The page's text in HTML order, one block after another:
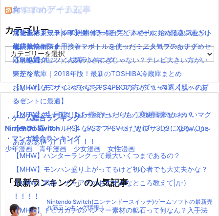
おすすめゲーム記事
【モンハンワールド】キャラメイクとフィールドの顔違い過ぎ(;
´Д｀)www
【MHW】モンハン文字小さすぎじゃない？テレビ大きい方がい
いかな？
【MHW】モンハンやるならPS4PROの方がいいの？メリットあ
る？
【MHW】キャラクリは一回作ったらもう変更出来ないの？
【モンハンワールド】なんでフィードだとブサイクになるんじゃ
ああああ(#ﾟДﾟ)！！！！！
【MHW】ハンターランクって最大いくつまであるの？
【MHW】モンハン盛り上がってるけど初心者でも大丈夫かな？
【MHW】武器：チャアクのおすすめなところ教えて|д･)
！！！！
【MHW】トビカガチのハンマー素材の鉱石って何なん？入手法
Amazonアイテム
水耕栽培キット|LED照明付き！自宅で本格的に始める人気セット
水耕栽培キット｜ペットボトルを使ったミニタイプのおすすめセ
ットを紹介
東芝冷蔵庫｜2018年版！最新のTOSHIBA冷蔵庫まとめ
おしゃれなデザインのペアステンレスタンブラー4選【親へのプ
レゼントに最適】
【ペアマグ】同棲したら揃えたい！カップル専用のかわいいマグ
カップ5選
☆
ニンテンドースイッチ 本体 一覧
使い捨てマスク
☆
消化器／人気ランキング
耐震・転倒防止用接着マット・ストッパー／人気ランキング
応急処置グッツ／人気ランキング
☆
カテゴリー
カ
テ
リ
ー
・ゲーム総合ランキング
Nintendo Switch
PS4 PS3 PSVita WiiU 3DS
XBox One
・マンガ総合ランキング
少年漫画
青年漫画 少女漫画 女性漫画
「最新ランキング」の人気記事
Nintendo Switch(ニンテンドースイッチ)ゲームソフトの最新売
れ筋ランキング情報！